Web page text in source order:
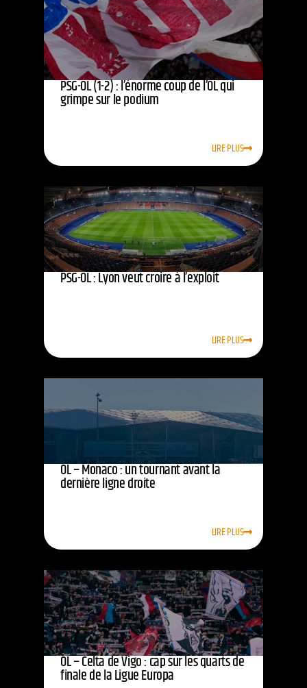
PSG-OL (1-2) : l’énorme coup de l’OL qui
grimpe sur le podium
LIRE PLUS
PSG-OL : Lyon veut croire à l’exploit
LIRE PLUS
OL – Monaco : un tournant avant la
dernière ligne droite
LIRE PLUS
OL – Celta de Vigo : cap sur les quarts de
finale de la Ligue Europa